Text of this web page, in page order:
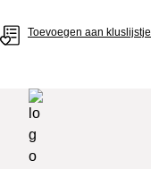
Toevoegen aan kluslijstje